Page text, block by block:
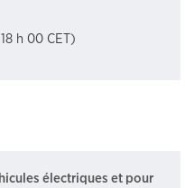
h 00 CET)
électriques et pour